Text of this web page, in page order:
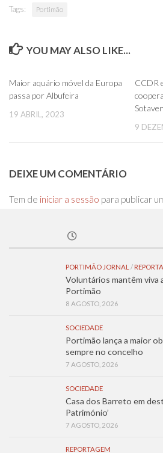
Tags: Portimão
YOU MAY ALSO LIKE...
Maior aquário móvel da Europa
passa por Albufeira
19 ABRIL, 2023
CCDR
9
DEIXE UM COMENTÁRIO
Tem de iniciar a sessão para publicar
PORTIMÃO JORNAL /
Voluntários mantêm viva
Portimão
8 AGOSTO, 2026
SOCIEDADE
Portimão lança a maior
sempre no concelho
7 AGOSTO, 2026
SOCIEDADE
Casa dos Barreto em
Património’
7 AGOSTO, 2026
REPORTAGEM